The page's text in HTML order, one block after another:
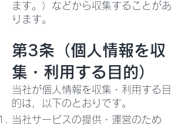
ます。）などから収集することがあ
ります。
第3条（個人情報を収
集・利用する目的）
当社が個人情報を収集・利用する目
的は，以下のとおりです。
当社サービスの提供・運営のため